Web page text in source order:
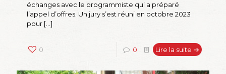
échanges avec le programmiste qui a préparé
l’appel d’offres. Un jury s’est réuni en octobre 2023
pour […]
0 0 Lire la suite →